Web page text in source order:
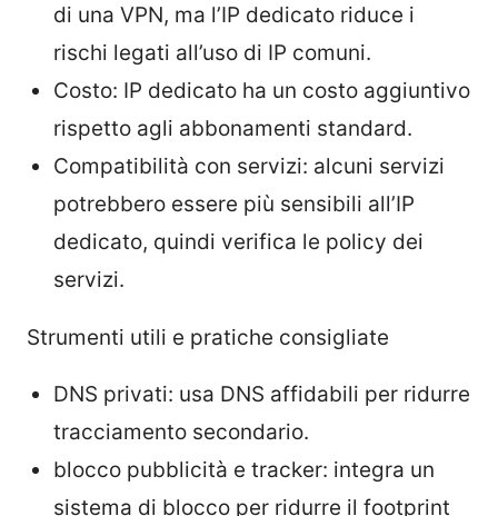
di una VPN, ma l’IP dedicato riduce i
rischi legati all’uso di IP comuni.
Costo: IP dedicato ha un costo aggiuntivo
rispetto agli abbonamenti standard.
Compatibilità con servizi: alcuni servizi
potrebbero essere più sensibili all’IP
dedicato, quindi verifica le policy dei
servizi.
Strumenti utili e pratiche consigliate
DNS privati: usa DNS affidabili per ridurre
tracciamento secondario.
blocco pubblicità e tracker: integra un
sistema di blocco per ridurre il footprint